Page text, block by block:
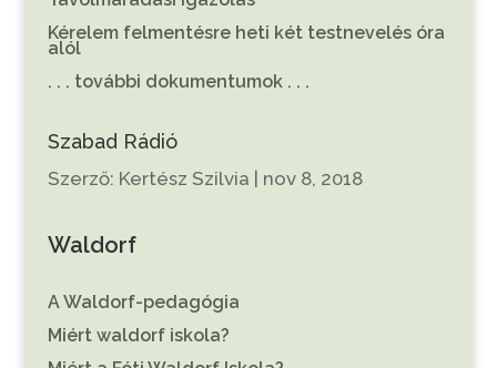
Kérelem felmentésre heti két testnevelés óra
alól
. . . további dokumentumok . . .
Szabad Rádió
Szerző: Kertész Szilvia | nov 8, 2018
Waldorf
A Waldorf-pedagógia
Miért waldorf iskola?